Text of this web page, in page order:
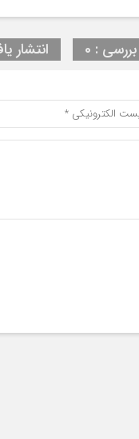
: 0 انتشار